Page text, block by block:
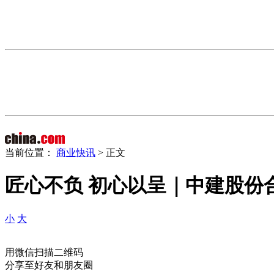
当前位置： 商业快讯 > 正文
匠心不负 初心以呈｜中建股
小 大
用微信扫描二维码
分享至好友和朋友圈